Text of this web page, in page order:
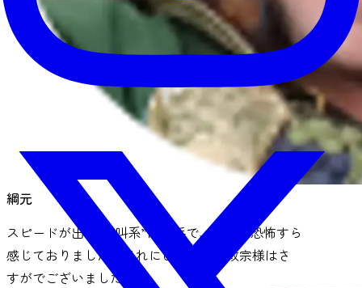
綱元
スピードが出る“絶叫系”は苦手で、初めは恐怖すら
感じておりました。それにひきかえ、政宗様はさ
すがでございました。